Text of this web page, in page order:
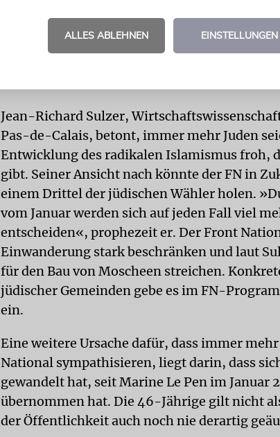
KANDIDATEN
In einigen französischen
Wahlen nicht nur für den Front National
Jean-Richard Sulzer,
Pas-de-Calais, betont, immer mehr Juden
Entwicklung des radikalen Islamismus froh,
gibt. Seiner Ansicht nach könnte der FN in
einem Drittel der jüdischen Wähler holen.
vom Januar werden sich auf jeden Fall viel
entscheiden«, prophezeit er. Der Front
Einwanderung stark beschränken und laut
für den Bau von Moscheen streichen.
jüdischer Gemeinden gebe es im FN-
ein.
Eine weitere Ursache dafür, dass immer
National sympathisieren, liegt darin, dass
gewandelt hat, seit Marine Le Pen im Januar
übernommen hat. Die 46-Jährige gilt nicht
der Öffentlichkeit auch noch nie derartig
ALLES ABLEHNEN EINSTELLUNGEN